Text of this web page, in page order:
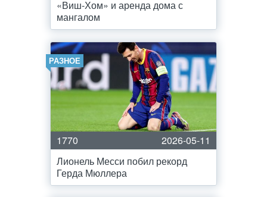
«Виш-Хом» и аренда дома с
мангалом
РАЗНОЕ
1770
2026-05-11
Лионель Месси побил рекорд
Герда Мюллера